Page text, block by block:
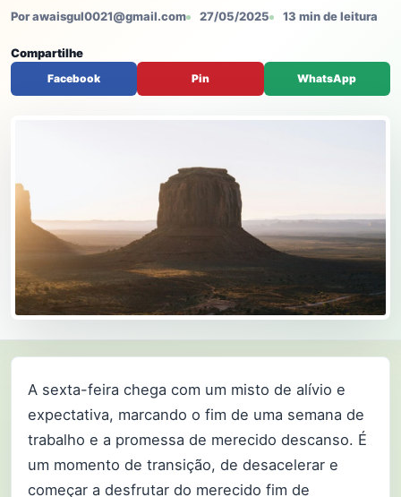
Por awaisgul0021@gmail.com 27/05/2025 13 min de leitura
Compartilhe
Facebook Pin WhatsApp
A sexta-feira chega com um misto de alívio e
expectativa, marcando o fim de uma semana de
trabalho e a promessa de merecido descanso. É
um momento de transição, de desacelerar e
começar a desfrutar do merecido fim de